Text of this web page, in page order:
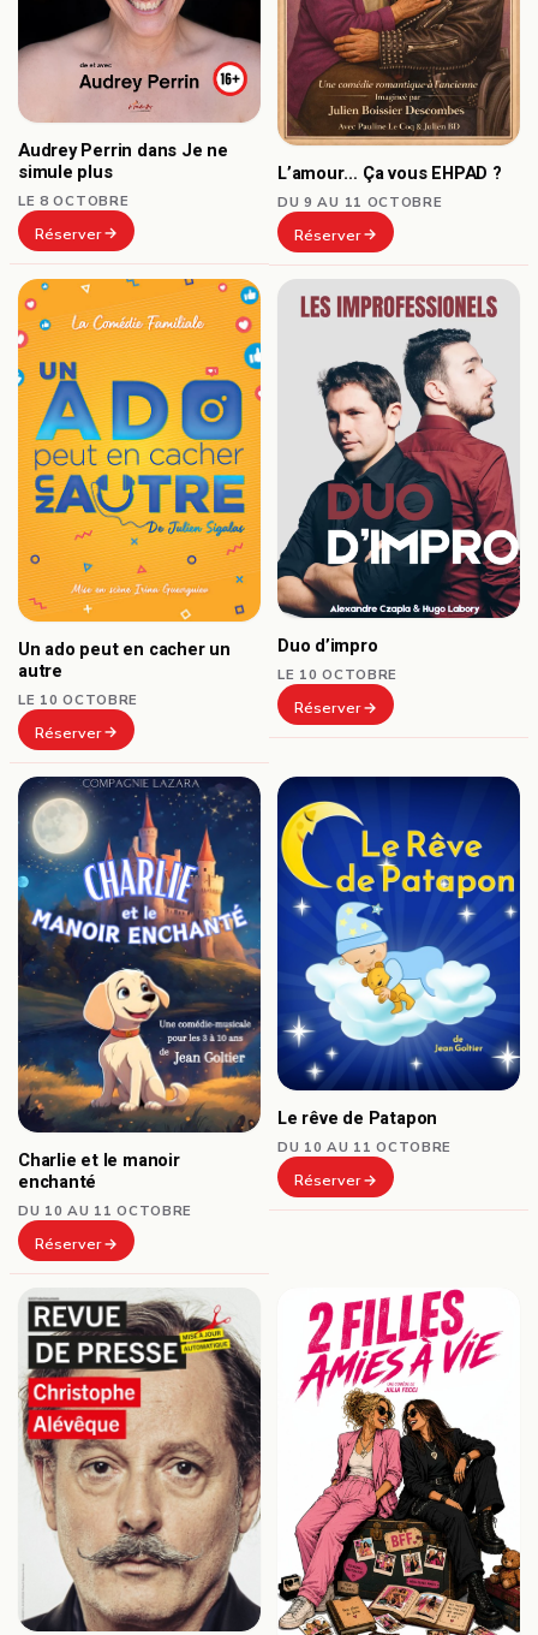
Audrey Perrin dans Je ne
simule plus
LE 8 OCTOBRE
Réserver
L’amour… Ça vous EHPAD ?
DU 9 AU 11 OCTOBRE
Réserver
Un ado peut en cacher un
autre
LE 10 OCTOBRE
Réserver
Duo d’impro
LE 10 OCTOBRE
Réserver
Charlie et le manoir
enchanté
DU 10 AU 11 OCTOBRE
Réserver
Le rêve de Patapon
DU 10 AU 11 OCTOBRE
Réserver